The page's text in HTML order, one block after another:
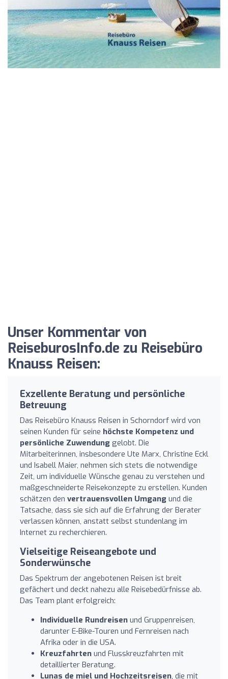
Unser Kommentar von
ReiseburosInfo.de zu Reisebüro
Knauss Reisen:
Exzellente Beratung und persönliche
Betreuung
Das Reisebüro Knauss Reisen in Schorndorf wird von
seinen Kunden für seine höchste Kompetenz und
persönliche Zuwendung gelobt. Die
Mitarbeiterinnen, insbesondere Ute Marx, Christine Eckl
und Isabell Maier, nehmen sich stets die notwendige
Zeit, um individuelle Wünsche genau zu verstehen und
maßgeschneiderte Reisekonzepte zu erstellen. Kunden
schätzen den vertrauensvollen Umgang und die
Tatsache, dass sie sich auf die Erfahrung der Berater
verlassen können, anstatt selbst stundenlang im
Internet zu recherchieren.
Vielseitige Reiseangebote und
Sonderwünsche
Das Spektrum der angebotenen Reisen ist breit
gefächert und deckt nahezu alle Reisebedürfnisse ab.
Das Team plant erfolgreich:
Individuelle Rundreisen und Gruppenreisen,
darunter E-Bike-Touren und Fernreisen nach
Afrika oder in die USA.
Kreuzfahrten und Flusskreuzfahrten mit
detaillierter Beratung.
Lunas de miel und Hochzeitsreisen, die mit